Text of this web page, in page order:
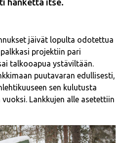
hanketta itse.
jäivät lopulta odotettua
projektiin pari
talkooapua ystäviltään.
puutavaran edullisesti,
sen kulutusta
Lankkujen alle asetettiin